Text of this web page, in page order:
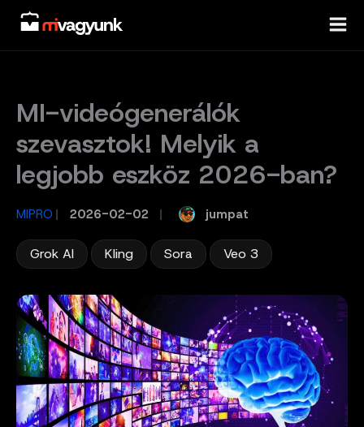
Skip
content
MI-videógenerálók
szevasztok! Melyik a
legjobb eszköz 2026-ban?
MIPRO / 2026-02-02 jumpat
Grok AI Kling Sora Veo 3